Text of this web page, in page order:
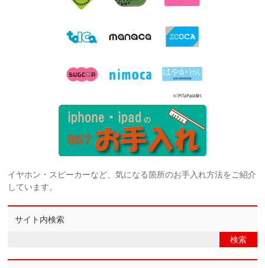
イヤホン・スピーカーなど、気になる箇所のお手入れ方法をご紹介
しています。
サイト内検索